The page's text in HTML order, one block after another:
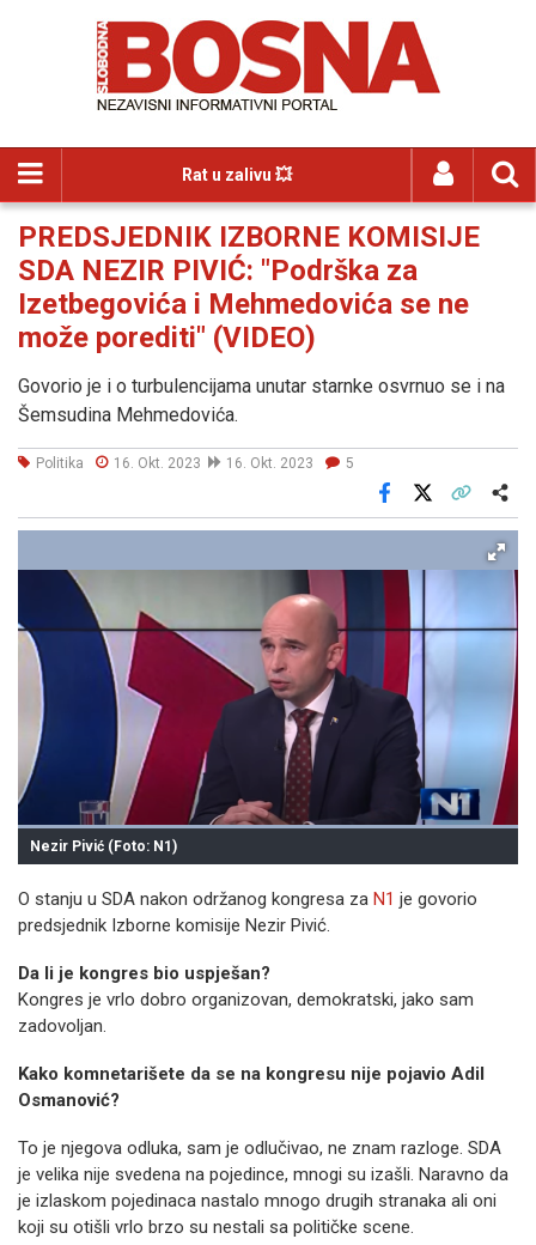
Rat u zalivu 💥
PREDSJEDNIK IZBORNE KOMISIJE
SDA NEZIR PIVIĆ: "Podrška za
Izetbegovića i Mehmedovića se ne
može porediti" (VIDEO)
Govorio je i o turbulencijama unutar starnke osvrnuo se i na
Šemsudina Mehmedovića.
Politika 16. Okt. 2023 16. Okt. 2023 5
Facebook
Nezir Pivić (Foto: N1)
O stanju u SDA nakon održanog kongresa za N1 je govorio
predsjednik Izborne komisije Nezir Pivić.
Da li je kongres bio uspješan?
Kongres je vrlo dobro organizovan, demokratski, jako sam
zadovoljan.
Kako komnetarišete da se na kongresu nije pojavio Adil
Osmanović?
To je njegova odluka, sam je odlučivao, ne znam razloge. SDA
je velika nije svedena na pojedince, mnogi su izašli. Naravno da
je izlaskom pojedinaca nastalo mnogo drugih stranaka ali oni
koji su otišli vrlo brzo su nestali sa političke scene.